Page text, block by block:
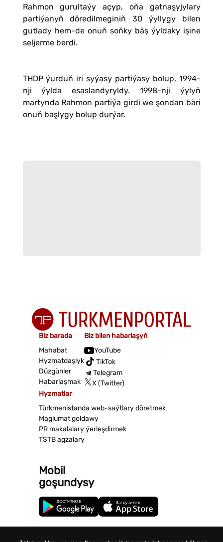
Rahmon gurultaýy açyp, oňa gatnaşyjylary
partiýanyň döredilmeginiň 30 ýyllygy bilen
gutlady hem-de onuň soňky bäş ýyldaky işine
seljerme berdi.
THDP ýurduň iri syýasy partiýasy bolup, 1994-
nji ýylda esaslandyryldy. 1998-nji ýylyň
martynda Rahmon partiýa girdi we şondan bäri
onuň başlygy bolup durýar.
Biz barada
Mahabat
Hyzmatdaşlyk
Düzgünler
Habarlaşmak
Biz bilen habarlaşyň
YouTube
TikTok
Telegram
X (Twitter)
Hyzmatlar
Türkmenistanda web-saýtlary döretmek
Maglumat goldawy
PR makalalary ýerleşdirmek
TSTB agzalary
Mobil
goşundysy